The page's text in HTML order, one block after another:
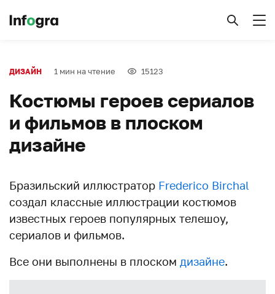
ДИЗАЙН 1 мин на чтение 15123
Костюмы героев сериалов
и фильмов в плоском
дизайне
Бразильский иллюстратор Frederico Birchal
создал классные иллюстрации костюмов
известных героев популярных телешоу,
сериалов и фильмов.
Все они выполнены в плоском дизайне.